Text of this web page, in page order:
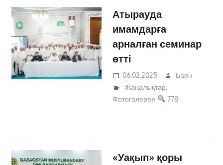
Атырауда
имамдарға
арналған семинар
өтті
06.02.2025
Баян
Жаңалықтар,
Фотогалерея
778
«Уақып» қоры